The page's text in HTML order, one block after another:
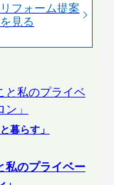
リフォーム提案
を見る
暮らす」
私のプライベー